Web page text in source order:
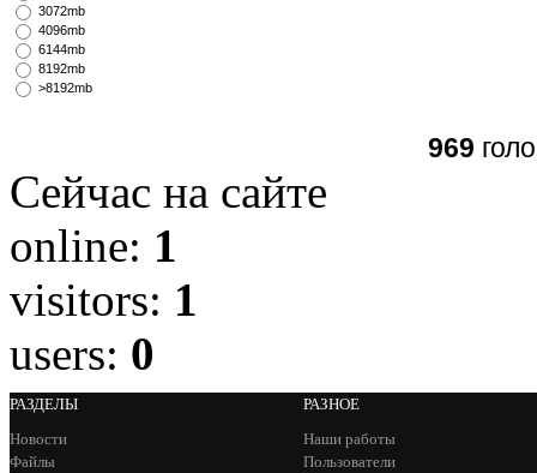
3072mb
4096mb
6144mb
8192mb
>8192mb
969
Сейчас на сайте
online: 1
visitors: 1
users: 0
РАЗДЕЛЫ
Новости
Файлы
РАЗНОЕ
Наши работы
Пользователи